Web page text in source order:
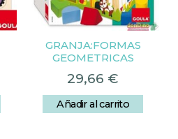
GRANJA:FORMAS
GEOMETRICAS
29,66 €
Añadir al carrito